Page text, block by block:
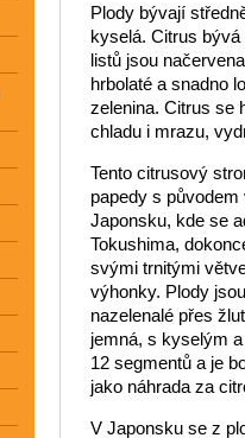
Plody bývají
kyselá. Citrus
listů jsou
hrbolaté a snadno
zelenina. Citrus se
chladu i mrazu,
Tento citrusový
papedy s
Japonsku, kde se
Tokushima,
svými trnitými
výhonky. Plody
nazelenalé přes
jemná, s kyselým
12 segmentů a je
jako náhrada za
V Japonsku se z